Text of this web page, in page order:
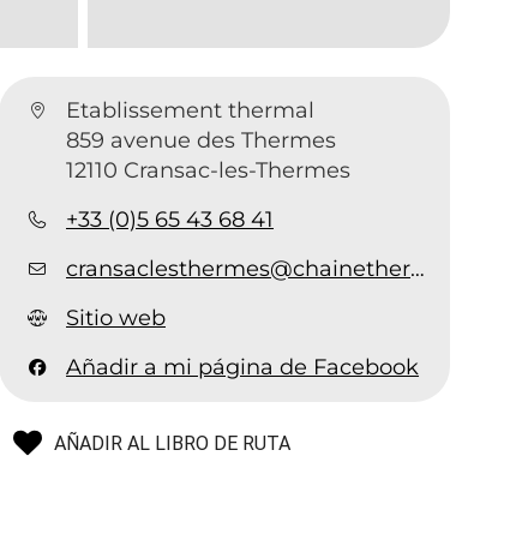
Etablissement thermal
859 avenue des Thermes
12110 Cransac-les-Thermes
+33 (0)5 65 43 68 41
cransaclesthermes@chainethermale.fr
Sitio web
Añadir a mi página de Facebook
AÑADIR AL LIBRO DE RUTA